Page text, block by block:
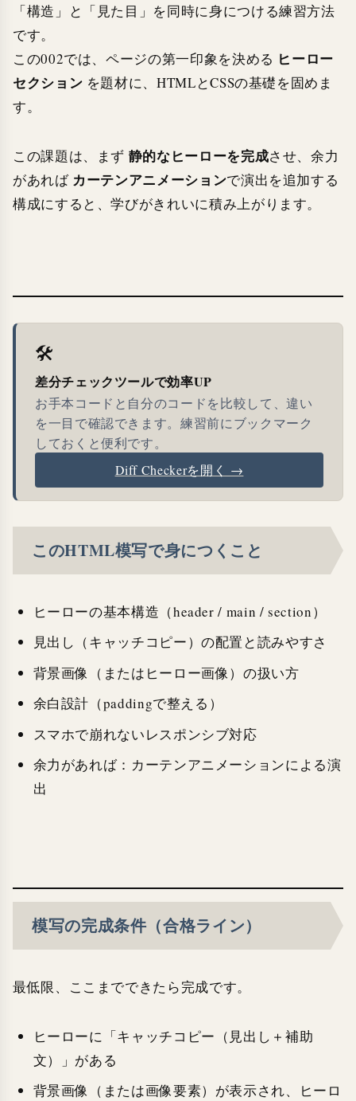
「構造」と「見た目」を同時に身につける練習方法
です。
この002では、ページの第一印象を決める ヒーロー
セクション を題材に、HTMLとCSSの基礎を固めま
す。
この課題は、まず 静的なヒーローを完成させ、余力
があれば カーテンアニメーションで演出を追加する
構成にすると、学びがきれいに積み上がります。
🛠
差分チェックツールで効率UP
お手本コードと自分のコードを比較して、違い
を一目で確認できます。練習前にブックマーク
しておくと便利です。
Diff Checkerを開く →
このHTML模写で身につくこと
ヒーローの基本構造（header / main / section）
見出し（キャッチコピー）の配置と読みやすさ
背景画像（またはヒーロー画像）の扱い方
余白設計（paddingで整える）
スマホで崩れないレスポンシブ対応
余力があれば：カーテンアニメーションによる演
出
模写の完成条件（合格ライン）
最低限、ここまでできたら完成です。
ヒーローに「キャッチコピー（見出し＋補助
文）」がある
背景画像（または画像要素）が表示され、ヒーロ